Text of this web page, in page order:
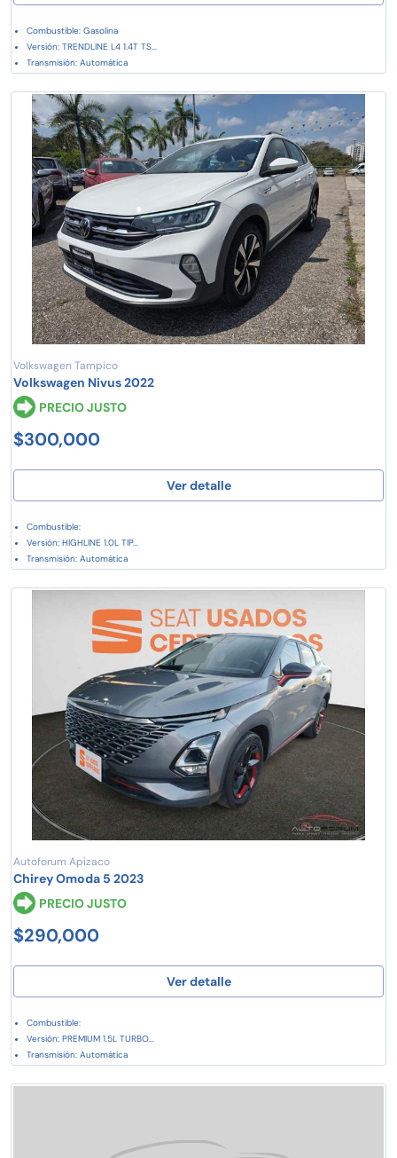
Combustible: Gasolina
Versión: TRENDLINE L4 1.4T TS...
Transmisión: Automática
Volkswagen Tampico
Volkswagen Nivus 2022
PRECIO JUSTO
$300,000
Ver detalle
Combustible:
Versión: HIGHLINE 1.0L TIP...
Transmisión: Automática
Autoforum Apizaco
Chirey Omoda 5 2023
PRECIO JUSTO
$290,000
Ver detalle
Combustible:
Versión: PREMIUM 1.5L TURBO...
Transmisión: Automática